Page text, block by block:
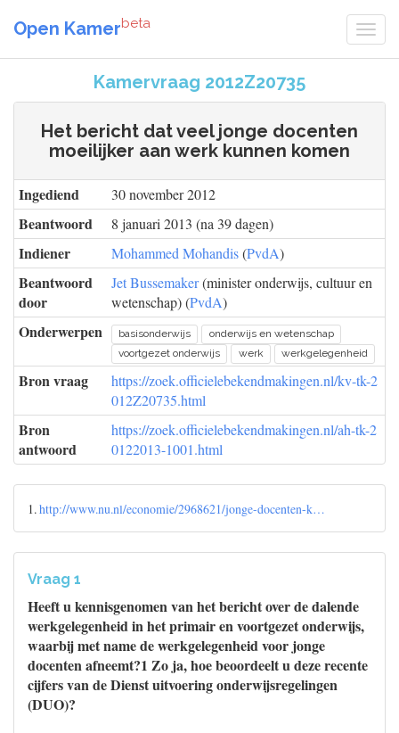
Open Kamerbeta
Kamervraag 2012Z20735
Het bericht dat veel jonge docenten
moeilijker aan werk kunnen komen
Ingediend 30 november 2012
Beantwoord 8 januari 2013 (na 39 dagen)
Indiener Mohammed Mohandis(PvdA)
Beantwoord
door
Jet Bussemaker(minister onderwijs, cultuur en
wetenschap) (PvdA)
Onderwerpen basisonderwijs
onderwijs en wetenschap
voortgezet onderwijs
werk werkgelegenheid
Bron vraag
https://zoek.officielebekendmakingen.nl/kv-tk-2
012Z20735.html
Bron
antwoord
https://zoek.officielebekendmakingen.nl/ah-tk-2
0122013-1001.html
1.http://www.nu.nl/economie/2968621/jonge-docenten-k…
Vraag 1
Heeft u kennisgenomen van het bericht over de dalende
werkgelegenheid in het primair en voortgezet onderwijs,
waarbij met name de werkgelegenheid voor jonge
docenten afneemt?1 Zo ja, hoe beoordeelt u deze recente
cijfers van de Dienst uitvoering onderwijsregelingen
(DUO)?